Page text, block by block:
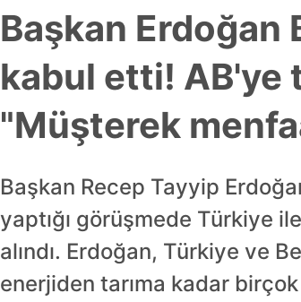
Başkan
kabul etti! AB'ye
"Müşterek
Başkan Recep Tayyip
yaptığı görüşmede Türkiye
alındı. Erdoğan, Türkiye ve
enerjiden tarıma kadar